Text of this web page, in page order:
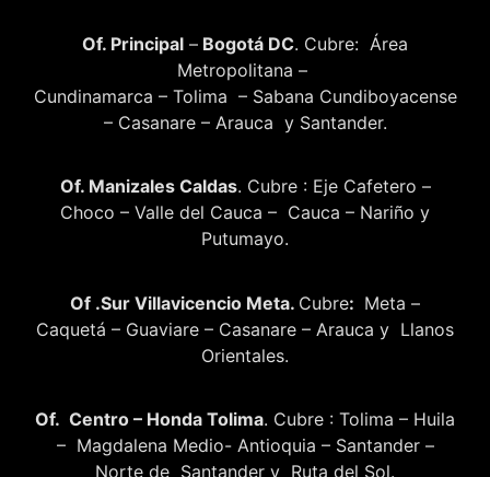
Of. Principal – Bogotá DC. Cubre: Área
Metropolitana –
Cundinamarca – Tolima – Sabana Cundiboyacense
– Casanare – Arauca y Santander.
Of. Manizales Caldas. Cubre : Eje Cafetero –
Choco – Valle del Cauca – Cauca – Nariño y
Putumayo.
Of .Sur Villavicencio Meta. Cubre: Meta –
Caquetá – Guaviare – Casanare – Arauca y Llanos
Orientales.
Of. Centro – Honda Tolima. Cubre : Tolima – Huila
– Magdalena Medio- Antioquia – Santander –
Norte de Santander y Ruta del Sol.